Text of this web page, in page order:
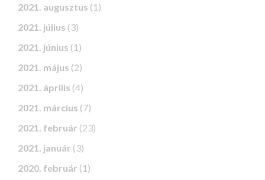
2021. augusztus (1)
2021. július (3)
2021. június (1)
2021. május (2)
2021. április (4)
2021. március (7)
2021. február (23)
2021. január (3)
2020. február (1)